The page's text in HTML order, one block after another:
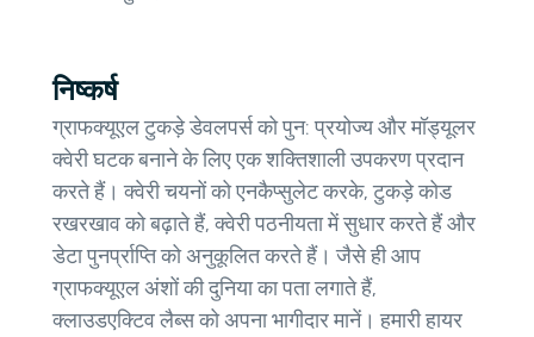
निष्कर्ष
ग्राफक्यूएल टुकड़े डेवलपर्स को पुन: प्रयोज्य और मॉड्यूलर
क्वेरी घटक बनाने के लिए एक शक्तिशाली उपकरण प्रदान
करते हैं। क्वेरी चयनों को एनकैप्सुलेट करके, टुकड़े कोड
रखरखाव को बढ़ाते हैं, क्वेरी पठनीयता में सुधार करते हैं और
डेटा पुनर्प्राप्ति को अनुकूलित करते हैं। जैसे ही आप
ग्राफक्यूएल अंशों की दुनिया का पता लगाते हैं,
क्लाउडएक्टिव लैब्स को अपना भागीदार मानें। हमारी हायर